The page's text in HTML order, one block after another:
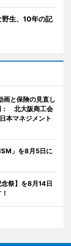
生、10年の記
画と保険の見直し
： 北大阪商工会
本マネジメント
」を8月5日に
念祭】を8月14日